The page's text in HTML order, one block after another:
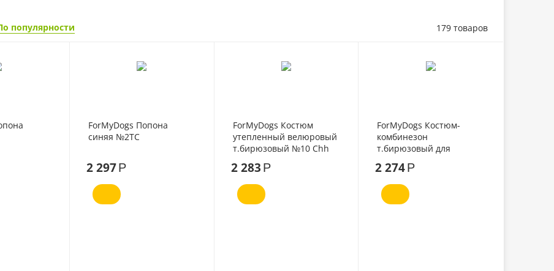
популярности 179 товаров
ForMyDogs Попона
синяя №2ТC
2 297Р
ForMyDogs Костюм
утепленный велюровый
т.бирюзовый №10 Chh
2 283 Р
ForMyDogs Костюм-
комбинезон
т.бирюзовый для
2 274Р